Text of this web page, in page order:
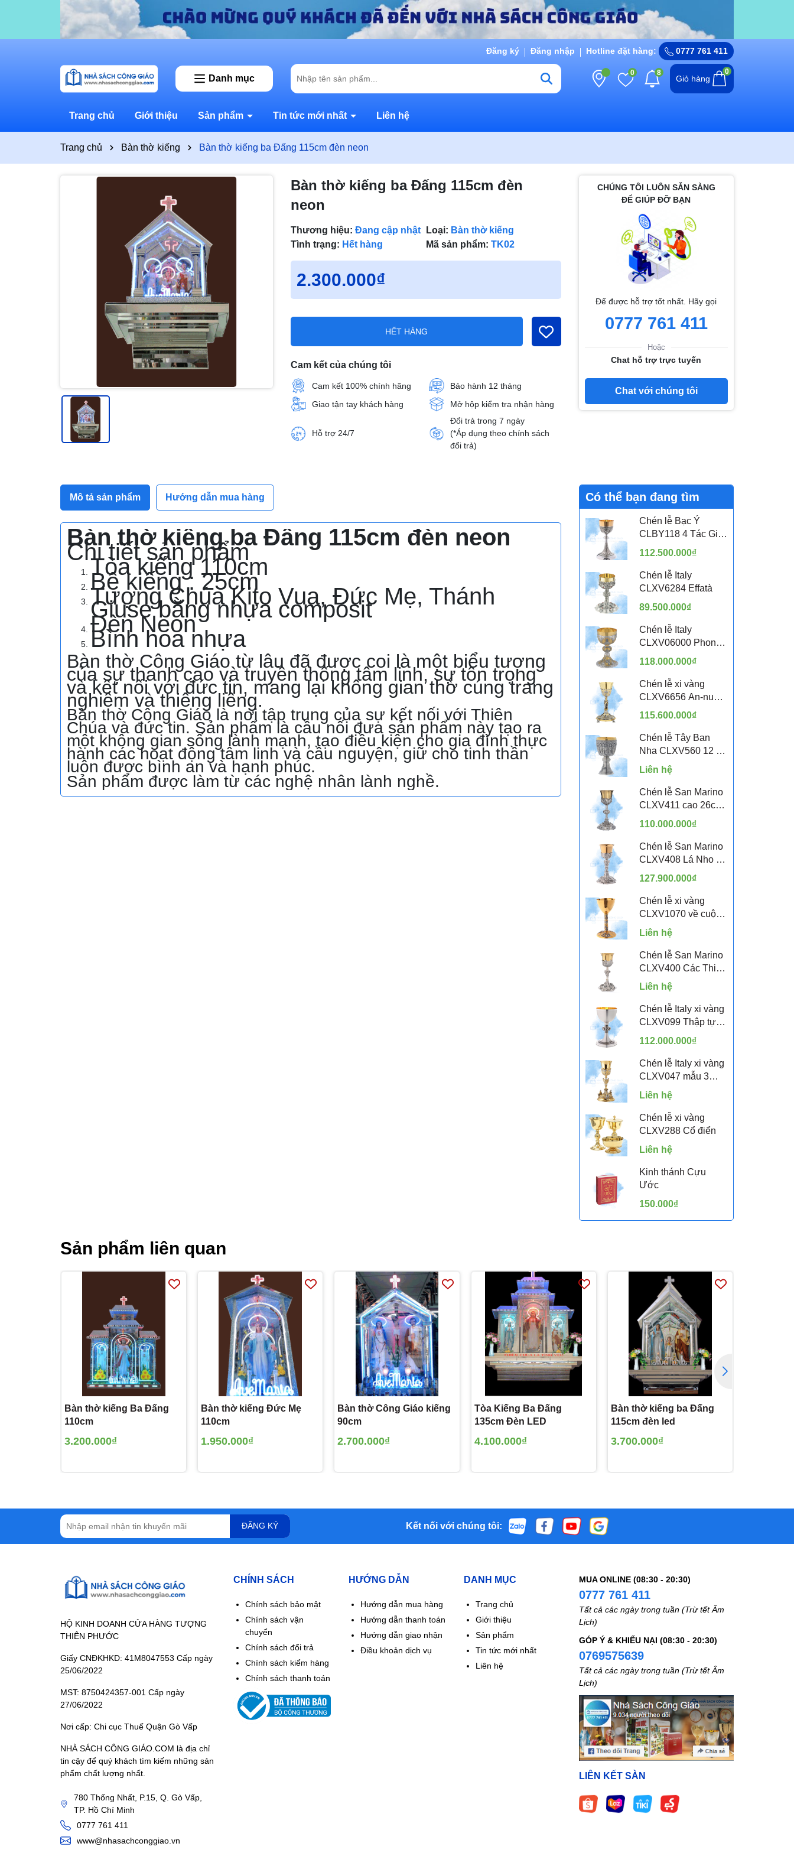
Đăng ký Đăng nhập Hotline đặt hàng: 0777 761 411
Danh mục
0 8
Giỏ hàng
0
Trang chủ Giới thiệu Sản phẩm Tin tức mới nhất Liên hệ
Trang chủ Bàn thờ kiếng Bàn thờ kiếng ba Đấng 115cm đèn neon
Bàn thờ kiếng ba Đấng 115cm đèn
neon
Thương hiệu: Đang cập nhật Loại: Bàn thờ kiếng
Tình trạng: Hết hàng Mã sản phẩm: TK02
2.300.000₫
HẾT HÀNG
Cam kết của chúng tôi
Cam kết 100% chính hãng
Bảo hành 12 tháng
Giao tận tay khách hàng
Mở hộp kiểm tra nhận hàng
Hỗ trợ 24/7
Đổi trả trong 7 ngày
(*Áp dụng theo chính sách
đổi trả)
CHÚNG TÔI LUÔN SẴN SÀNG
ĐỂ GIÚP ĐỠ BẠN
Để được hỗ trợ tốt nhất. Hãy gọi
0777 761 411
Hoặc
Chat hỗ trợ trực tuyến
Chat với chúng tôi
Mô tả sản phẩm Hướng dẫn mua hàng
Bàn thờ kiếng ba Đấng 115cm đèn neon
Chi tiết sản phẩm
Tòa kiếng 110cm
Bệ kiếng : 25cm
Tượng Chúa Kito Vua, Đức Mẹ, Thánh
Giuse bằng nhựa composit
Đèn Neon
Bình hoa nhựa
Bàn thờ Công Giáo từ lâu đã được coi là một biểu tượng
của sự thanh cao và truyền thống tâm linh, sự tôn trọng
và kết nối với đức tin, mang lại không gian thờ cúng trang
nghiêm và thiêng liêng.
Bàn thờ Công Giáo là nơi tập trung của sự kết nối với Thiên
Chúa và đức tin. Sản phẩm là cầu nối đưa sản phẩm này tạo ra
một không gian sống lành mạnh, tạo điều kiện cho gia đình thực
hành các hoạt động tâm linh và cầu nguyện, giữ cho tinh thần
luôn được bình an và hạnh phúc.
Sản phẩm được làm từ các nghệ nhân lành nghề.
Có thể bạn đang tìm
Chén lễ Bạc Ý
CLBY118 4 Tác Giả
Sách Tin Mừng
112.500.000₫
Chén lễ Italy
CLXV6284 Effatà
89.500.000₫
Chén lễ Italy
CLXV06000 Phong
cách Byzantine
118.000.000₫
Chén lễ xi vàng
CLXV6656 An-nun-
tsi-a-ta 24cm
115.600.000₫
Chén lễ Tây Ban
Nha CLXV560 12 Vị
Thánh Tông Đồ
Liên hệ
Chén lễ San Marino
CLXV411 cao 26cm
- 12 Thánh Tông Đồ
110.000.000₫
Chén lễ San Marino
CLXV408 Lá Nho và
Lúa Mì
127.900.000₫
Chén lễ xi vàng
CLXV1070 về cuộc
đời Chúa Giêsu
Liên hệ
Chén lễ San Marino
CLXV400 Các Thiên
Thần
Liên hệ
Chén lễ Italy xi vàng
CLXV099 Thập tự
Celtic
112.000.000₫
Chén lễ Italy xi vàng
CLXV047 mẫu 3
Thiên Thần Putti
Liên hệ
Chén lễ xi vàng
CLXV288 Cổ điển
Liên hệ
Kinh thánh Cựu
Ước
150.000₫
Sản phẩm liên quan
Bàn thờ kiếng Ba Đấng
110cm
3.200.000₫
Bàn thờ kiếng Đức Mẹ
110cm
1.950.000₫
Bàn thờ Công Giáo kiếng
90cm
2.700.000₫
Tòa Kiếng Ba Đấng
135cm Đèn LED
4.100.000₫
Bàn thờ kiếng ba Đấng
115cm đèn led
3.700.000₫
ĐĂNG KÝ Kết nối với chúng tôi:
HỘ KINH DOANH CỬA HÀNG TƯỢNG
THIÊN PHƯỚC
Giấy CNĐKHKD: 41M8047553 Cấp ngày
25/06/2022
MST: 8750424357-001 Cấp ngày
27/06/2022
Nơi cấp: Chi cục Thuế Quận Gò Vấp
NHÀ SÁCH CÔNG GIÁO.COM là địa chỉ
tin cậy để quý khách tìm kiếm những sản
phẩm chất lượng nhất.
780 Thống Nhất, P.15, Q. Gò Vấp,
TP. Hồ Chí Minh
0777 761 411
www@nhasachconggiao.vn
CHÍNH SÁCH
Chính sách bảo mật
Chính sách vận
chuyển
Chính sách đổi trả
Chính sách kiểm hàng
Chính sách thanh toán
HƯỚNG DẪN
Hướng dẫn mua hàng
Hướng dẫn thanh toán
Hướng dẫn giao nhận
Điều khoản dịch vụ
DANH MỤC
Trang chủ
Giới thiệu
Sản phẩm
Tin tức mới nhất
Liên hệ
MUA ONLINE (08:30 - 20:30)
0777 761 411
Tất cả các ngày trong tuần (Trừ tết Âm
Lịch)
GÓP Ý & KHIẾU NẠI (08:30 - 20:30)
0769575639
Tất cả các ngày trong tuần (Trừ tết Âm
Lịch)
LIÊN KẾT SÀN